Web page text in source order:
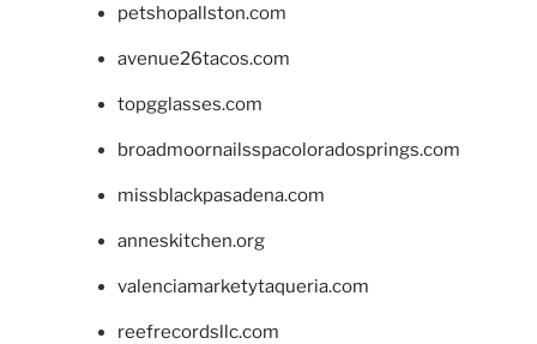
petshopallston.com
avenue26tacos.com
topgglasses.com
broadmoornailsspacoloradosprings.com
missblackpasadena.com
anneskitchen.org
valenciamarketytaqueria.com
reefrecordsllc.com